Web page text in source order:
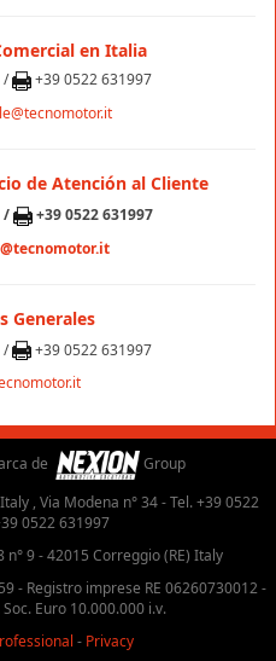
en Italia
/
+39 0522 631997
de Atención al Cliente
/
+39 0522 631997
Generales
/
+39 0522 631997
de
Group
, Via Modena n° 34 - Tel. +39 0522
0522 631997
9 - 42015 Correggio (RE) Italy
- Registro imprese RE 06260730012 -
Soc. Euro 10.000.000 i.v.
- Privacy